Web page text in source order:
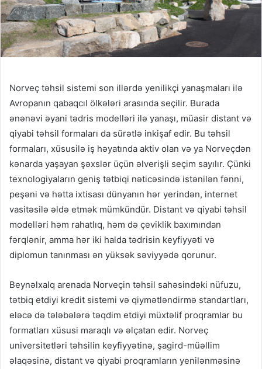
Norveç təhsil sistemi son illərdə yenilikçi yanaşmaları ilə
Avropanın qabaqcıl ölkələri arasında seçilir. Burada
ənənəvi əyani tədris modelləri ilə yanaşı, müasir distant və
qiyabi təhsil formaları da sürətlə inkişaf edir. Bu təhsil
formaları, xüsusilə iş həyatında aktiv olan və ya Norveçdən
kənarda yaşayan şəxslər üçün əlverişli seçim sayılır. Çünki
texnologiyaların geniş tətbiqi nəticəsində istənilən fənni,
peşəni və hətta ixtisası dünyanın hər yerindən, internet
vasitəsilə əldə etmək mümkündür. Distant və qiyabi təhsil
modelləri həm rahatlıq, həm də çeviklik baxımından
fərqlənir, amma hər iki halda tədrisin keyfiyyəti və
diplomun tanınması ən yüksək səviyyədə qorunur.
Beynəlxalq arenada Norveçin təhsil sahəsindəki nüfuzu,
tətbiq etdiyi kredit sistemi və qiymətləndirmə standartları,
eləcə də tələbələrə təqdim etdiyi müxtəlif proqramlar bu
formatları xüsusi maraqlı və əlçatan edir. Norveç
universitetləri təhsilin keyfiyyətinə, şagird-müəllim
əlaqəsinə, distant və qiyabi proqramların yenilənməsinə